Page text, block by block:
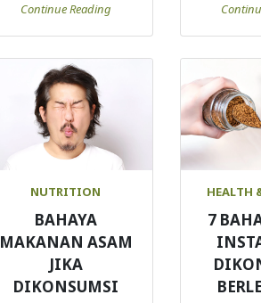
Continue Reading
NUTRITION
BAHAYA
MAKANAN ASAM
JIKA
DIKONSUMSI
HEALTH
7